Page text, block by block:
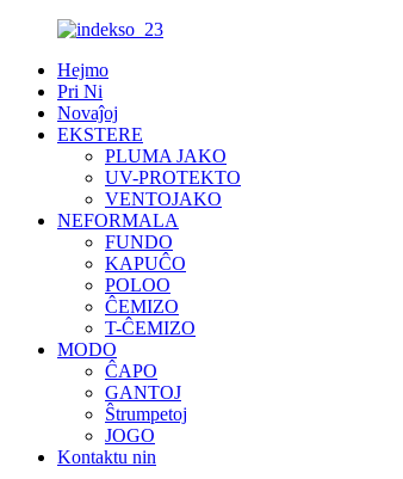
Hejmo
Pri Ni
Novaĵoj
EKSTERE
PLUMA JAKO
UV-PROTEKTO
VENTOJAKO
NEFORMALA
FUNDO
KAPUĈO
POLOO
ĈEMIZO
T-ĈEMIZO
MODO
ĈAPO
GANTOJ
Ŝtrumpetoj
JOGO
Kontaktu nin